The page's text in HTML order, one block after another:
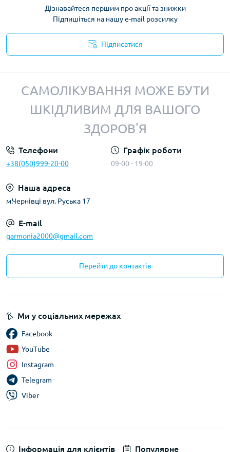
Дізнавайтеся першим про акції та знижки
Підпишіться на нашу e-mail розсилку
Підписатися
САМОЛІКУВАННЯ МОЖЕ БУТИ
ШКІДЛИВИМ ДЛЯ ВАШОГО
ЗДОРОВ'Я
Телефони
+38(050)999-20-00
Графік роботи
09-00 - 19-00
Наша адреса
м.Чернівці вул. Руська 17
E-mail
garmonia2000@gmail.com
Перейти до контактів
Інформація для клієнтів Популярне
Ми у соціальних мережах
Facebook
YouTube
Instagram
Telegram
Viber